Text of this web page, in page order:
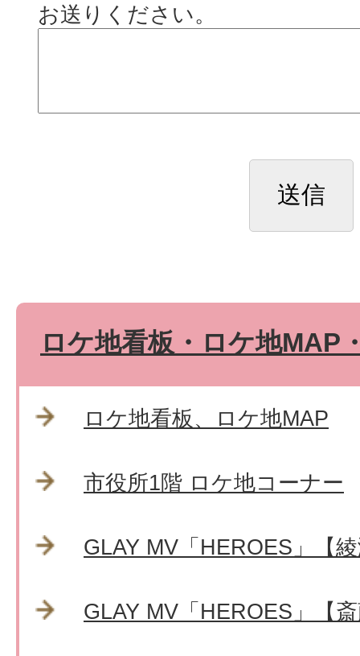
お送りください。
ロケ地看板・ロケ地MAP
ロケ地看板、ロケ地MAP
市役所1階 ロケ地コーナー
GLAY MV「HEROES」【
GLAY MV「HEROES」【